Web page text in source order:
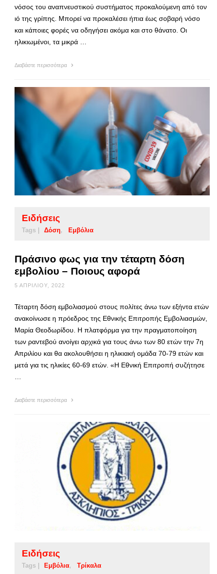
νόσος του αναπνευστικού συστήματος προκαλούμενη από τον
ιό της γρίπης. Μπορεί να προκαλέσει ήπια έως σοβαρή νόσο
και κάποιες φορές να οδηγήσει ακόμα και στο θάνατο. Οι
ηλικιωμένοι, τα μικρά …
Διαβάστε περισσότερα
Ειδήσεις
Tags | Δόση Εμβόλια
Πράσινο φως για την τέταρτη δόση
εμβολίου – Ποιους αφορά
5 ΑΠΡΙΛΊΟΥ, 2022
Τέταρτη δόση εμβολιασμού στους πολίτες άνω των εξήντα ετών
ανακοίνωσε η πρόεδρος της Εθνικής Επιτροπής Εμβολιασμών,
Μαρία Θεοδωρίδου. Η πλατφόρμα για την πραγματοποίηση
των ραντεβού ανοίγει αρχικά για τους άνω των 80 ετών την 7η
Απριλίου και θα ακολουθήσει η ηλικιακή ομάδα 70-79 ετών και
μετά για τις ηλικίες 60-69 ετών. «Η Εθνική Επιτροπή συζήτησε
…
Διαβάστε περισσότερα
Ειδήσεις
Tags | Εμβόλια Τρίκαλα